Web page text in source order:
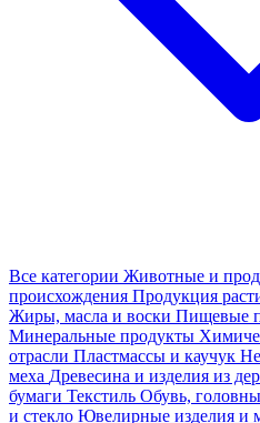
Все категории Животные и
происхождения Продукция
Жиры, масла и воски Пищевые
Минеральные продукты
отрасли Пластмассы и каучук
меха Древесина и изделия из
бумаги Текстиль Обувь,
и стекло Ювелирные изделия и